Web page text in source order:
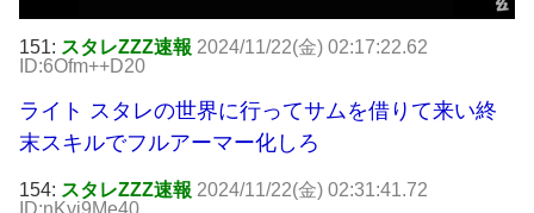
151: スタレZZZ速報 2024/11/22(金) 02:17:22.62
ID:6Ofm++D20
ライト スタレの世界に行ってサムを借りて来い終
末スキルでフルアーマー化しろ
154: スタレZZZ速報 2024/11/22(金) 02:31:41.72
ID:nKyj9Me40